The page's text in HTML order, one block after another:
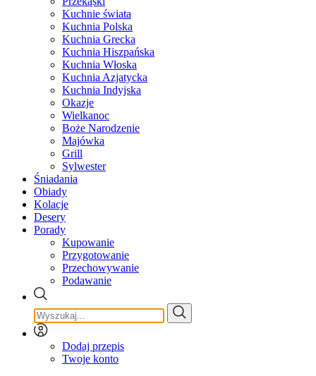
Kuchnie świata
Kuchnia Polska
Kuchnia Grecka
Kuchnia Hiszpańska
Kuchnia Włoska
Kuchnia Azjatycka
Kuchnia Indyjska
Okazje
Wielkanoc
Boże Narodzenie
Majówka
Grill
Sylwester
Śniadania
Obiady
Kolacje
Desery
Porady
Kupowanie
Przygotowanie
Przechowywanie
Podawanie
Dodaj przepis
Twoje konto